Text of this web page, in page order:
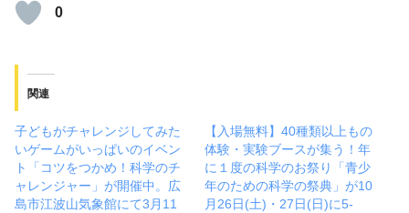
0
関連
子どもがチャレンジしてみた
いゲームがいっぱいのイベン
ト「コツをつかめ！科学のチ
ャレンジャー」が開催中。広
島市江波山気象館にて3月11
【入場無料】40種類以上もの
体験・実験ブースが集う！年
に１度の科学のお祭り「青少
年のための科学の祭典」が10
月26日(土)・27日(日)に5-